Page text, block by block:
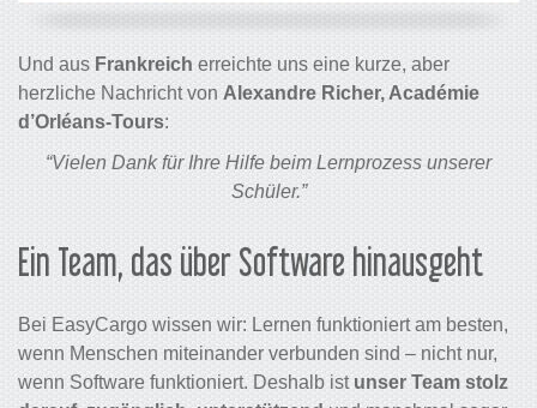
Und aus Frankreich erreichte uns eine kurze, aber
herzliche Nachricht von Alexandre Richer, Académie
d’Orléans-Tours:
“Vielen Dank für Ihre Hilfe beim Lernprozess unserer
Schüler.”
Ein Team, das über Software hinausgeht
Bei EasyCargo wissen wir: Lernen funktioniert am besten,
wenn Menschen miteinander verbunden sind – nicht nur,
wenn Software funktioniert. Deshalb ist unser Team stolz